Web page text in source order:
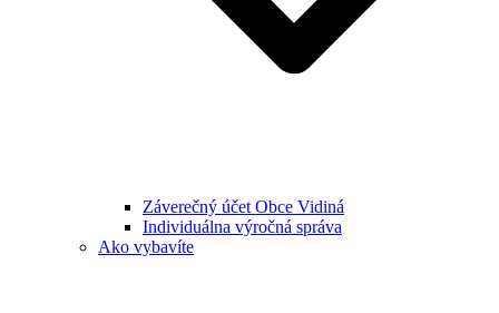
Záverečný účet Obce Vidiná
Individuálna výročná správa
Ako vybavíte